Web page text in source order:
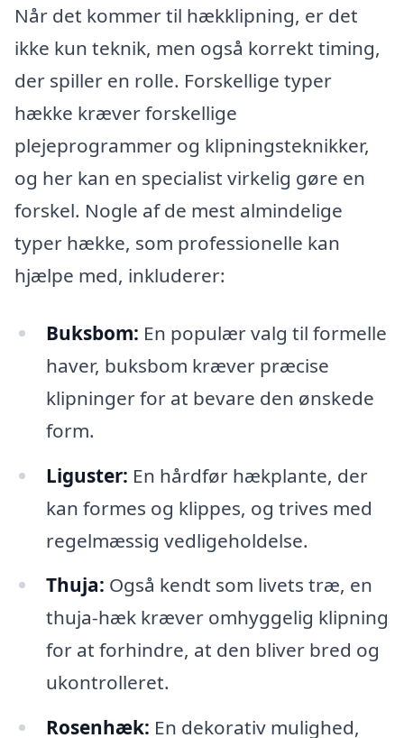
Når det kommer til hækklipning, er det
ikke kun teknik, men også korrekt timing,
der spiller en rolle. Forskellige typer
hække kræver forskellige
plejeprogrammer og klipningsteknikker,
og her kan en specialist virkelig gøre en
forskel. Nogle af de mest almindelige
typer hække, som professionelle kan
hjælpe med, inkluderer:
Buksbom: En populær valg til formelle
haver, buksbom kræver præcise
klipninger for at bevare den ønskede
form.
Liguster: En hårdfør hækplante, der
kan formes og klippes, og trives med
regelmæssig vedligeholdelse.
Thuja: Også kendt som livets træ, en
thuja-hæk kræver omhyggelig klipning
for at forhindre, at den bliver bred og
ukontrolleret.
Rosenhæk: En dekorativ mulighed,